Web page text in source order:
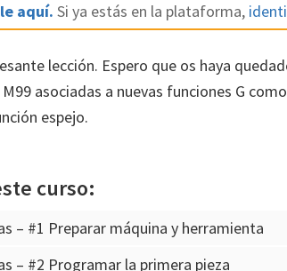
aquí. Si ya estás en la plataforma,
lección. Espero que os haya
asociadas a nuevas funciones G
espejo.
curso:
– #1 Preparar máquina y herramienta
– #2 Programar la primera pieza